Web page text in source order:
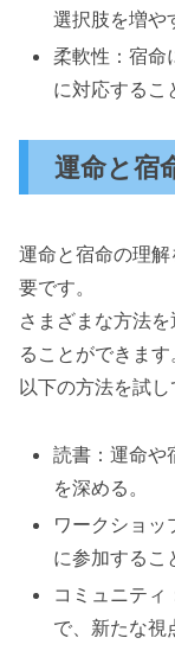
選択肢を増や
柔軟性：宿命
に対応するこ
運命と宿
運命と宿命の理
要です。
さまざまな方法
ることができます
以下の方法を試し
読書：運命や
を深める。
ワークショッ
に参加するこ
コミュニティ
で、新たな視